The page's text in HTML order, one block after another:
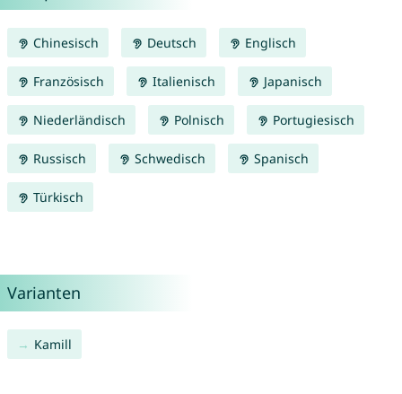
Chinesisch Deutsch Englisch
Französisch Italienisch Japanisch
Niederländisch Polnisch Portugiesisch
Russisch Schwedisch Spanisch
Türkisch
Varianten
Kamill